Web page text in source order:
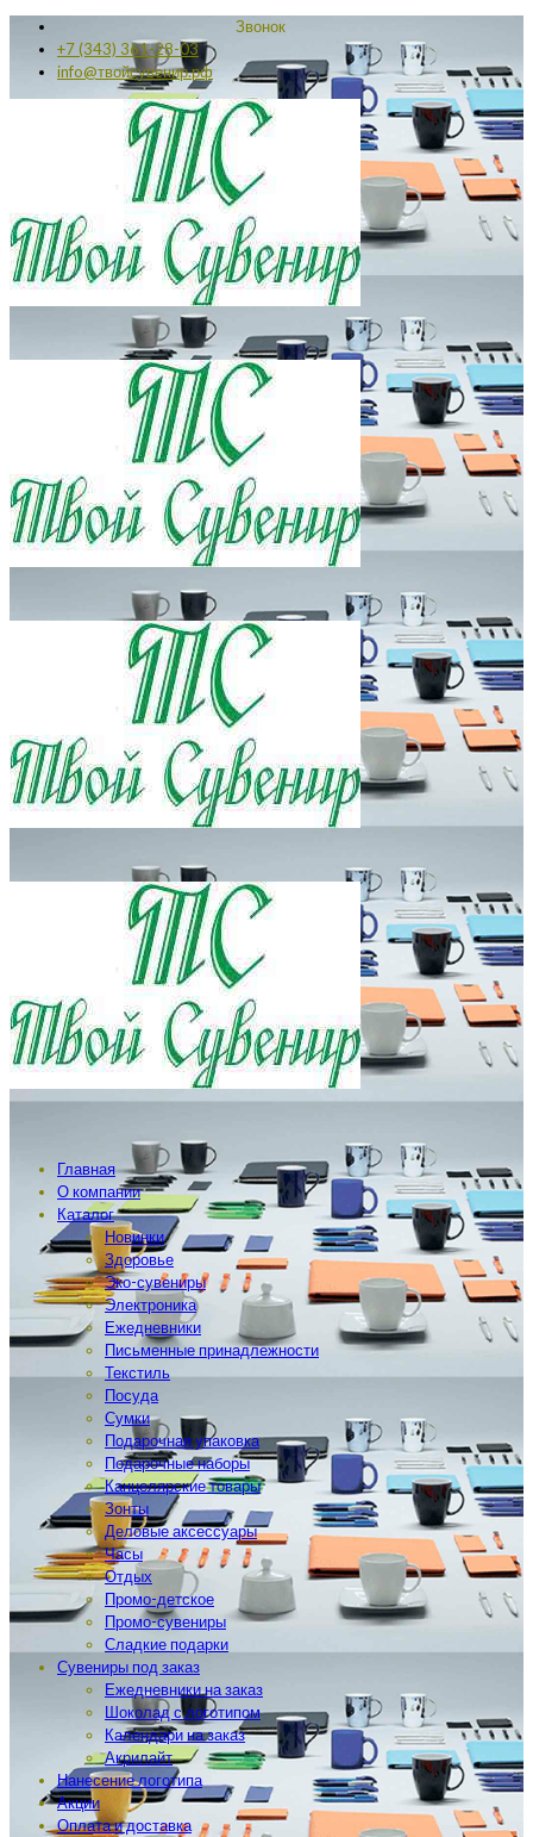
Звонок
+7 (343) 361-28-03
info@твойсувенир.рф
Главная
О компании
Каталог
Новинки
Здоровье
Эко-сувениры
Электроника
Ежедневники
Письменные принадлежности
Текстиль
Посуда
Сумки
Подарочная упаковка
Подарочные наборы
Канцелярские товары
Зонты
Деловые аксессуары
Часы
Отдых
Промо-детское
Промо-сувениры
Сладкие подарки
Сувениры под заказ
Ежедневники на заказ
Шоколад с логотипом
Календари на заказ
Акрилайт
Нанесение логотипа
Акции
Оплата и доставка